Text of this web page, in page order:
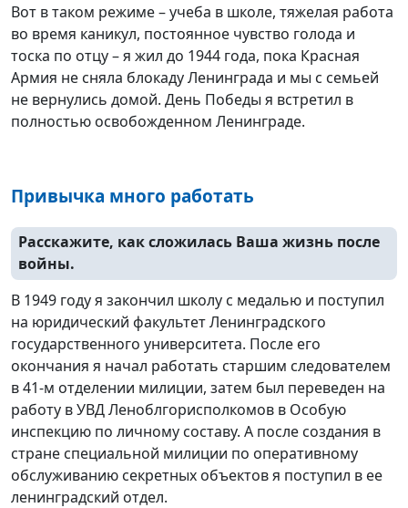
Вот в таком режиме – учеба в школе, тяжелая работа
во время каникул, постоянное чувство голода и
тоска по отцу – я жил до 1944 года, пока Красная
Армия не сняла блокаду Ленинграда и мы с семьей
не вернулись домой. День Победы я встретил в
полностью освобожденном Ленинграде.
Привычка много работать
Расскажите, как сложилась Ваша жизнь после
войны.
В 1949 году я закончил школу с медалью и поступил
на юридический факультет Ленинградского
государственного университета. После его
окончания я начал работать старшим следователем
в 41-м отделении милиции, затем был переведен на
работу в УВД Леноблгорисполкомов в Особую
инспекцию по личному составу. А после создания в
стране специальной милиции по оперативному
обслуживанию секретных объектов я поступил в ее
ленинградский отдел.